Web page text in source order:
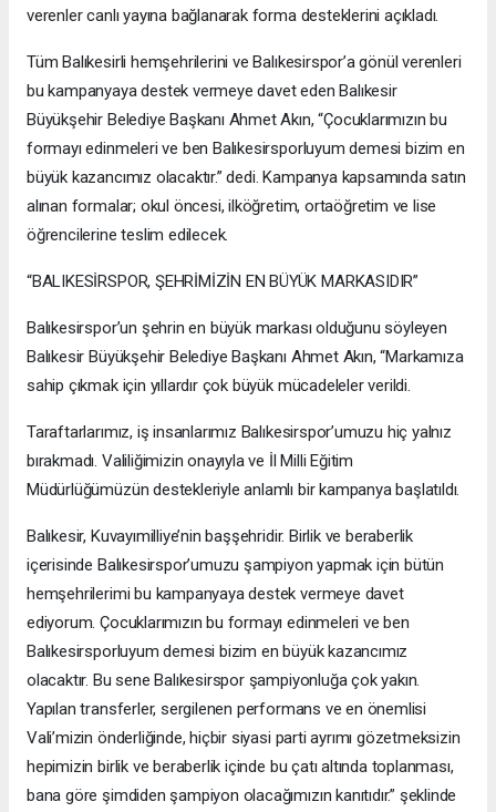
verenler canlı yayına bağlanarak forma desteklerini açıkladı.
Tüm Balıkesirli hemşehrilerini ve Balıkesirspor’a gönül verenleri
bu kampanyaya destek vermeye davet eden Balıkesir
Büyükşehir Belediye Başkanı Ahmet Akın, “Çocuklarımızın bu
formayı edinmeleri ve ben Balıkesirsporluyum demesi bizim en
büyük kazancımız olacaktır.” dedi. Kampanya kapsamında satın
alınan formalar; okul öncesi, ilköğretim, ortaöğretim ve lise
öğrencilerine teslim edilecek.
“BALIKESİRSPOR, ŞEHRİMİZİN EN BÜYÜK MARKASIDIR”
Balıkesirspor’un şehrin en büyük markası olduğunu söyleyen
Balıkesir Büyükşehir Belediye Başkanı Ahmet Akın, “Markamıza
sahip çıkmak için yıllardır çok büyük mücadeleler verildi.
Taraftarlarımız, iş insanlarımız Balıkesirspor’umuzu hiç yalnız
bırakmadı. Valiliğimizin onayıyla ve İl Milli Eğitim
Müdürlüğümüzün destekleriyle anlamlı bir kampanya başlatıldı.
Balıkesir, Kuvayımilliye’nin başşehridir. Birlik ve beraberlik
içerisinde Balıkesirspor’umuzu şampiyon yapmak için bütün
hemşehrilerimi bu kampanyaya destek vermeye davet
ediyorum. Çocuklarımızın bu formayı edinmeleri ve ben
Balıkesirsporluyum demesi bizim en büyük kazancımız
olacaktır. Bu sene Balıkesirspor şampiyonluğa çok yakın.
Yapılan transferler, sergilenen performans ve en önemlisi
Vali’mizin önderliğinde, hiçbir siyasi parti ayrımı gözetmeksizin
hepimizin birlik ve beraberlik içinde bu çatı altında toplanması,
bana göre şimdiden şampiyon olacağımızın kanıtıdır.” şeklinde